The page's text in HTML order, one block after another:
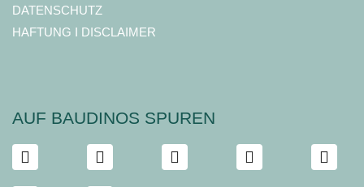
DATENSCHUTZ
HAFTUNG I DISCLAIMER
AUF BAUDINOS SPUREN